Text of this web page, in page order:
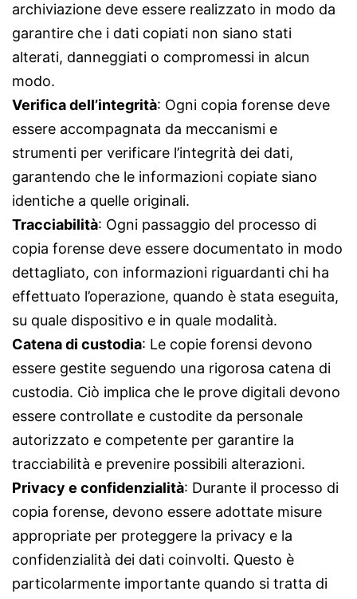
archiviazione deve essere realizzato in modo da
garantire che i dati copiati non siano stati
alterati, danneggiati o compromessi in alcun
modo.
Verifica dell’integrità: Ogni copia forense deve
essere accompagnata da meccanismi e
strumenti per verificare l’integrità dei dati,
garantendo che le informazioni copiate siano
identiche a quelle originali.
Tracciabilità: Ogni passaggio del processo di
copia forense deve essere documentato in modo
dettagliato, con informazioni riguardanti chi ha
effettuato l’operazione, quando è stata eseguita,
su quale dispositivo e in quale modalità.
Catena di custodia: Le copie forensi devono
essere gestite seguendo una rigorosa catena di
custodia. Ciò implica che le prove digitali devono
essere controllate e custodite da personale
autorizzato e competente per garantire la
tracciabilità e prevenire possibili alterazioni.
Privacy e confidenzialità: Durante il processo di
copia forense, devono essere adottate misure
appropriate per proteggere la privacy e la
confidenzialità dei dati coinvolti. Questo è
particolarmente importante quando si tratta di